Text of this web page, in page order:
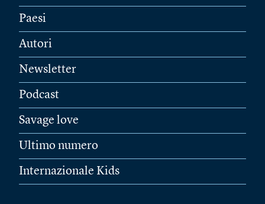
Paesi
Autori
Newsletter
Podcast
Savage love
Ultimo numero
Internazionale Kids